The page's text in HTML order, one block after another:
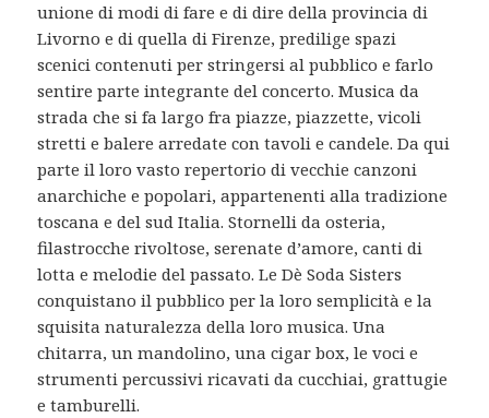
unione di modi di fare e di dire della provincia di
Livorno e di quella di Firenze, predilige spazi
scenici contenuti per stringersi al pubblico e farlo
sentire parte integrante del concerto. Musica da
strada che si fa largo fra piazze, piazzette, vicoli
stretti e balere arredate con tavoli e candele. Da qui
parte il loro vasto repertorio di vecchie canzoni
anarchiche e popolari, appartenenti alla tradizione
toscana e del sud Italia. Stornelli da osteria,
filastrocche rivoltose, serenate d’amore, canti di
lotta e melodie del passato. Le Dè Soda Sisters
conquistano il pubblico per la loro semplicità e la
squisita naturalezza della loro musica. Una
chitarra, un mandolino, una cigar box, le voci e
strumenti percussivi ricavati da cucchiai, grattugie
e tamburelli.